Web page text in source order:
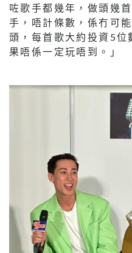
咗歌手都幾年，做頭幾
手，唔計條數，係冇可
頭，每首歌大約投資5
果唔係一定玩唔到。」